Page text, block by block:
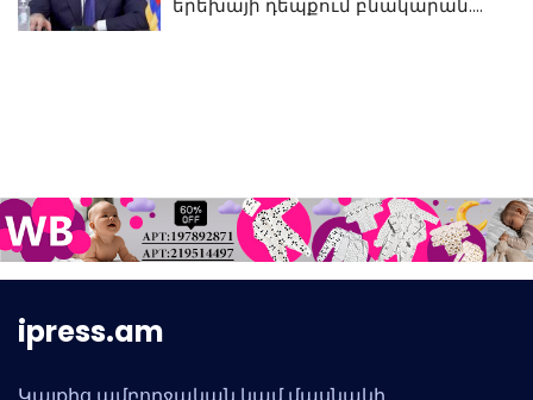
երեխայի դեպքում բնակարան.
ipress.am